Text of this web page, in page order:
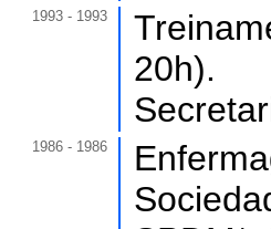
1993 - 1993
20h).
1986 - 1986